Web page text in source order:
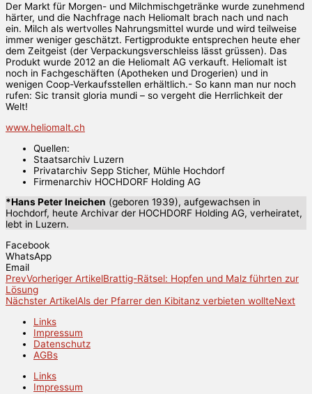
Der Markt für Morgen- und Milchmischgetränke wurde zunehmend
härter, und die Nachfrage nach Heliomalt brach nach und nach
ein. Milch als wertvolles Nahrungsmittel wurde und wird teilweise
immer weniger geschätzt. Fertigprodukte entsprechen heute eher
dem Zeitgeist (der Verpackungsverschleiss lässt grüssen). Das
Produkt wurde 2012 an die Heliomalt AG verkauft. Heliomalt ist
noch in Fachgeschäften (Apotheken und Drogerien) und in
wenigen Coop-Verkaufsstellen erhältlich.- So kann man nur noch
rufen: Sic transit gloria mundi – so vergeht die Herrlichkeit der
Welt!
www.heliomalt.ch
Quellen:
Staatsarchiv Luzern
Privatarchiv Sepp Sticher, Mühle Hochdorf
Firmenarchiv HOCHDORF Holding AG
*Hans Peter Ineichen (geboren 1939), aufgewachsen in
Hochdorf, heute Archivar der HOCHDORF Holding AG, verheiratet,
lebt in Luzern.
Facebook
WhatsApp
Email
PrevVorheriger ArtikelBrattig-Rätsel: Hopfen und Malz führten zur
Lösung
Nächster ArtikelAls der Pfarrer den Kibitanz verbieten wollteNext
Links
Impressum
Datenschutz
AGBs
Links
Impressum